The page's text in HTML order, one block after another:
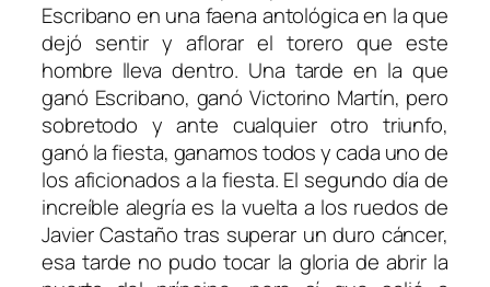
Escribano en una faena antológica en la que
dejó sentir y aflorar el torero que este
hombre lleva dentro. Una tarde en la que
ganó Escribano, ganó Victorino Martín, pero
sobretodo y ante cualquier otro triunfo,
ganó la fiesta, ganamos todos y cada uno de
los aficionados a la fiesta. El segundo día de
increíble alegría es la vuelta a los ruedos de
Javier Castaño tras superar un duro cáncer,
esa tarde no pudo tocar la gloria de abrir la